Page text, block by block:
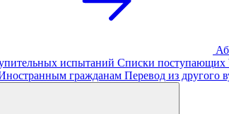
испытаний Списки поступающих
гражданам Перевод из другого